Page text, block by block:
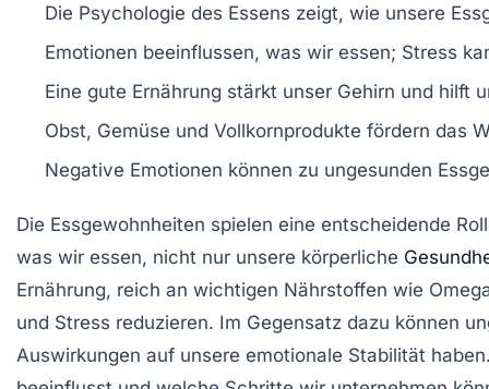
Die Psychologie des Essens zeigt, wie unsere
Emotionen beeinflussen, was wir essen; Stress
Eine gute Ernährung stärkt unser Gehirn und hilft
Obst, Gemüse und Vollkornprodukte fördern das
Negative Emotionen können zu ungesunden
Die Essgewohnheiten spielen eine entscheidende
was wir essen, nicht nur unsere körperliche
Ernährung, reich an wichtigen Nährstoffen wie
und Stress reduzieren. Im Gegensatz dazu können
Auswirkungen auf unsere emotionale Stabilität